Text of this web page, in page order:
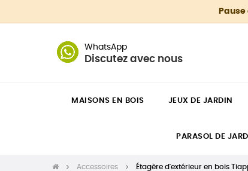
WhatsApp
Discutez avec nous
MAISONS EN BOIS JEUX DE JARDIN
PARASOL DE
Accessoires Étagère d'extérieur en bois